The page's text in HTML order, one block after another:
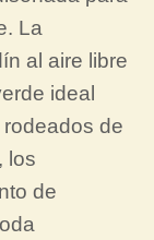
La
al aire libre
ideal
de
los
de